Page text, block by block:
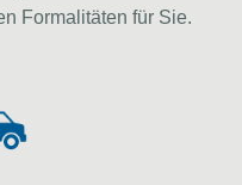
Formalitäten für Sie.